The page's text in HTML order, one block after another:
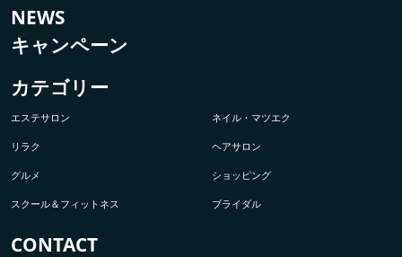
NEWS
キャンペーン
カテゴリー
エステサロン ネイル・マツエク
リラク ヘアサロン
グルメ ショッピング
スクール＆フィットネス ブライダル
CONTACT